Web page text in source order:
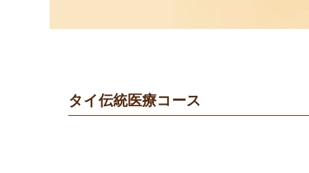
タイ伝統医療コース